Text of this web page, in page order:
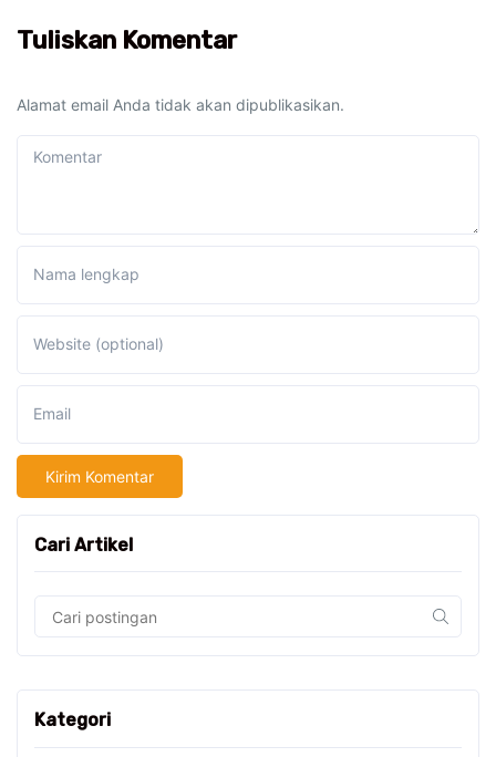
Tuliskan Komentar
Alamat email Anda tidak akan dipublikasikan.
Komentar
Nama lengkap
Website (optional)
Email
Cari Artikel
Kategori